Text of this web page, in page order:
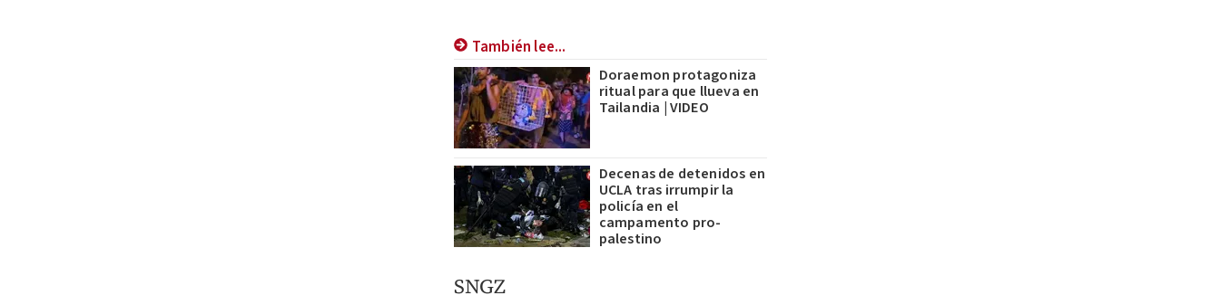
También lee...
Doraemon protagoniza
ritual para que llueva en
Tailandia | VIDEO
Decenas de detenidos en
UCLA tras irrumpir la
policía en el
campamento pro-
palestino
SNGZ